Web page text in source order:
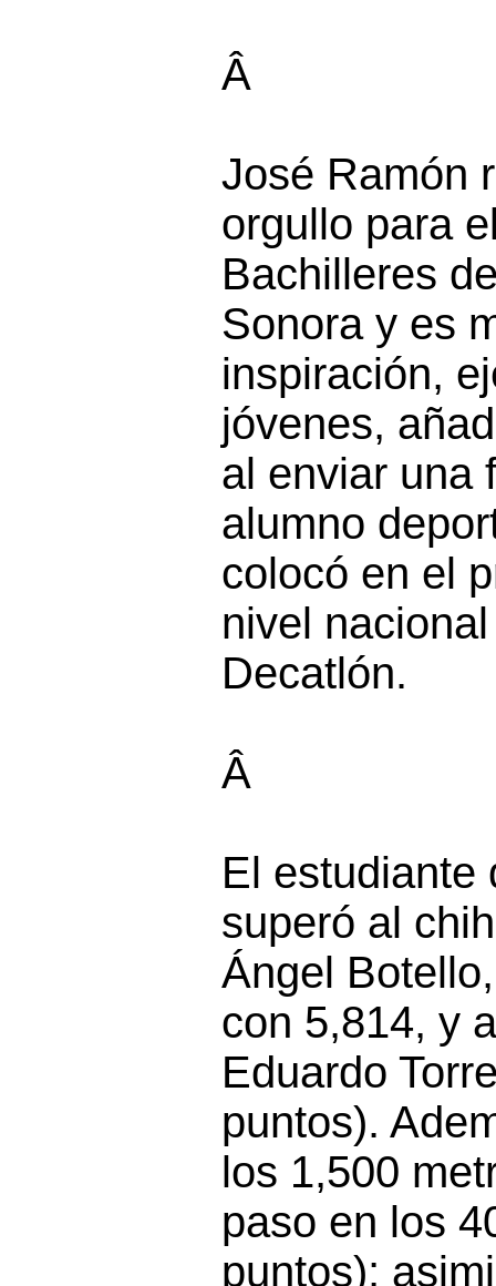
Â
José Ramón
orgullo para
Bachilleres
Sonora y es
inspiración,
jóvenes,
al enviar una
alumno
colocó en el
nivel
Decatlón.
Â
El estudiante
superó al
Ángel
con 5,814, y
Eduardo
puntos).
los 1,500
paso en los
puntos);